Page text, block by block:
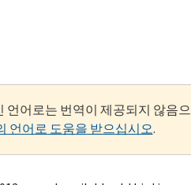
언어로는 번역이 제공되지 않음
언어로 도움을 받으십시오.